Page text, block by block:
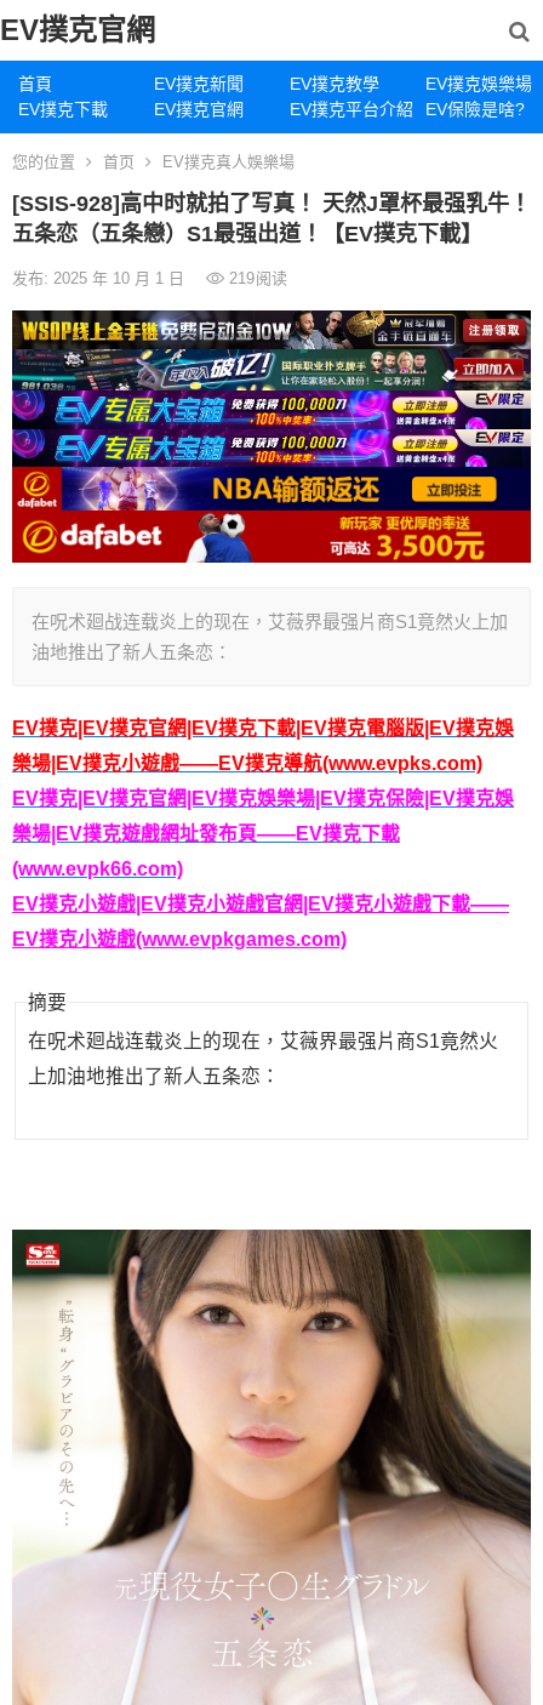
EV撲克官網
首頁 EV撲克新聞 EV撲克教學
EV撲克娛樂場
EV撲克下載
EV撲克官網 EV撲克平台介紹 EV保險是啥?
您的位置 首页 EV撲克真人娛樂場
[SSIS-928]高中时就拍了写真！ 天然J罩杯最强乳牛！
五条恋（五条戀）S1最强出道！【EV撲克下載】
发布: 2025 年 10 月 1 日 219阅读
在呪术廻战连载炎上的现在，艾薇界最强片商S1竟然火上加
油地推出了新人五条恋：
EV撲克|EV撲克官網|EV撲克下載|EV撲克電腦版|EV撲克娛
樂場|EV撲克小遊戲——EV撲克導航(www.evpks.com)
EV撲克|EV撲克官網|EV撲克娛樂場|EV撲克保險|EV撲克娛
樂場|EV撲克遊戲網址發布頁——EV撲克下載
(www.evpk66.com)
EV撲克小遊戲|EV撲克小遊戲官網|EV撲克小遊戲下載——
EV撲克小遊戲(www.evpkgames.com)
摘要
在呪术廻战连载炎上的现在，艾薇界最强片商S1竟然火
上加油地推出了新人五条恋：